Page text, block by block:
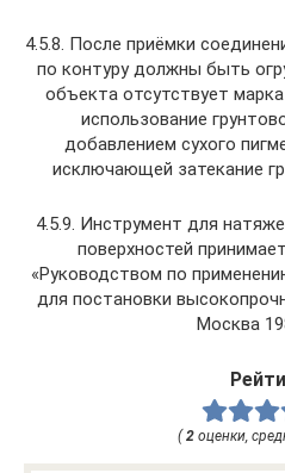
4.5.8. После приёмки
по контуру должны быть
объекта отсутствует
использование
добавлением сухого
исключающей затекание
4.5.9. Инструмент для
поверхностей
«Руководством по
для постановки
Москва
(2 оценки,